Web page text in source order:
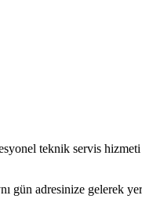
teknik servis
gün adresinize gelerek